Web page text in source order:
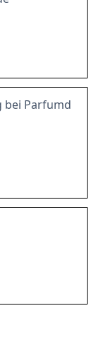
bei Parfumd